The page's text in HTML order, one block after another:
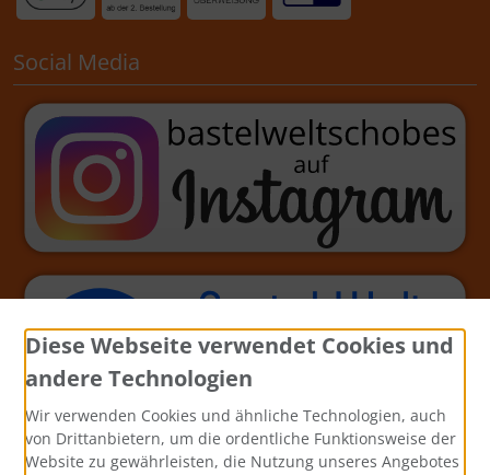
Social Media
Diese Webseite verwendet Cookies und
andere Technologien
Wir verwenden Cookies und ähnliche Technologien, auch
von Drittanbietern, um die ordentliche Funktionsweise der
Website zu gewährleisten, die Nutzung unseres Angebotes